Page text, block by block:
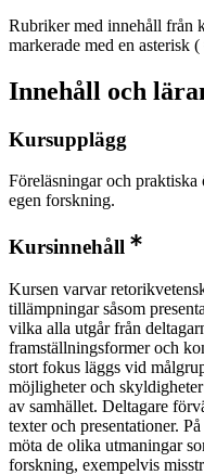
Rubriker med innehåll från
markerade med en asterisk (
Innehåll och
Kursupplägg
Föreläsningar och praktiska
egen forskning.
Kursinnehåll
Kursen varvar
tillämpningar såsom
vilka alla utgår från
framställningsformer och
stort fokus läggs vid
möjligheter och
av samhället. Deltagare
texter och presentationer.
möta de olika utmaningar
forskning, exempelvis